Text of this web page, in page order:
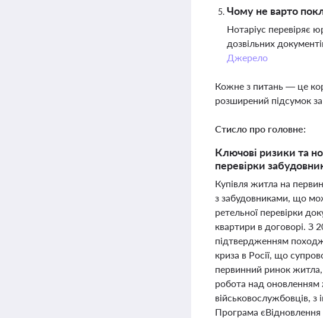
Чому не варто
Нотаріус перевіряє
дозвільних
Джерело
Кожне з питань — це
розширений підсумок
Стисло про головне:
Ключові ризики та
перевірки
Купівля житла на
з забудовниками, що
ретельної перевірки
квартири в договорі. З
підтвердженням
криза в Росії, що
первинний ринок житла,
робота над оновленням
військовослужбовців, з
Програма